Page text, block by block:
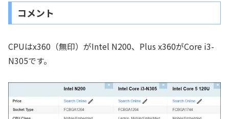
コメント
CPUはx360（無印）がIntel N200、Plus x360がCore i3-
N305です。